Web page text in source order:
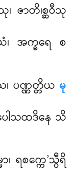
ဇာတိ၊စ္ဆဝီသု
အက္ခရေ စ
၊ ပဏ္ဏတ္တိယ မု
ပေါသထဒိနေ သိ
ရစက္ကေ’သွီရိ